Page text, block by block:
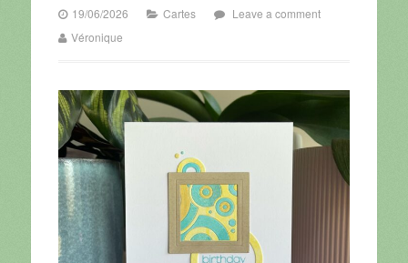
19/06/2026 Cartes
Leave a comment
Véronique